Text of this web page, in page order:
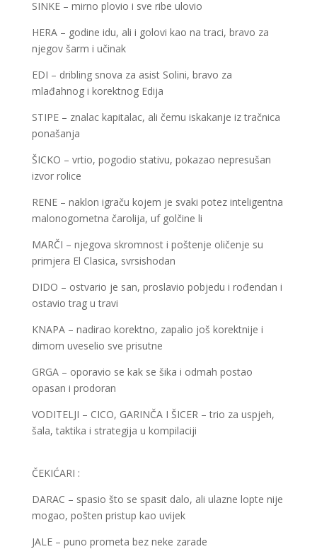
SINKE – mirno plovio i sve ribe ulovio
HERA – godine idu, ali i golovi kao na traci, bravo za
njegov šarm i učinak
EDI – dribling snova za asist Solini, bravo za
mlađahnog i korektnog Edija
STIPE – znalac kapitalac, ali čemu iskakanje iz tračnica
ponašanja
ŠICKO – vrtio, pogodio stativu, pokazao nepresušan
izvor rolice
RENE – naklon igraču kojem je svaki potez inteligentna
malonogometna čarolija, uf golčine li
MARČI – njegova skromnost i poštenje oličenje su
primjera El Clasica, svrsishodan
DIDO – ostvario je san, proslavio pobjedu i rođendan i
ostavio trag u travi
KNAPA – nadirao korektno, zapalio još korektnije i
dimom uveselio sve prisutne
GRGA – oporavio se kak se šika i odmah postao
opasan i prodoran
VODITELJI – CICO, GARINČA I ŠICER – trio za uspjeh,
šala, taktika i strategija u kompilaciji
ČEKIĆARI :
DARAC – spasio što se spasit dalo, ali ulazne lopte nije
mogao, pošten pristup kao uvijek
JALE – puno prometa bez neke zarade